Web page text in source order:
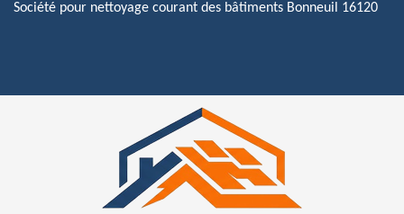
Société pour nettoyage courant des bâtiments Bonneuil 16120